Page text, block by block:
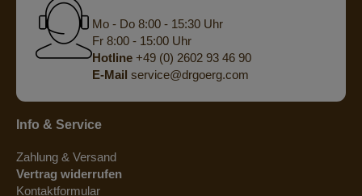
Mo - Do 8:00 - 15:30 Uhr
Fr 8:00 - 15:00 Uhr
Hotline+49 (0) 2602 93 46 90
E-Mail service@drgoerg.com
Info & Service
Zahlung & Versand
Vertrag widerrufen
Kontaktformular